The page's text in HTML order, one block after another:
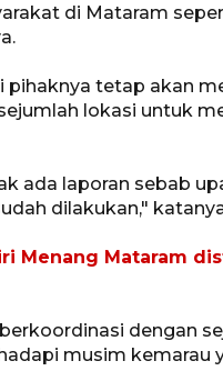
di Mataram
pihaknya tetap akan
lokasi untuk
ada laporan sebab
dilakukan,"
Menang Mataram
dengan
musim kemarau